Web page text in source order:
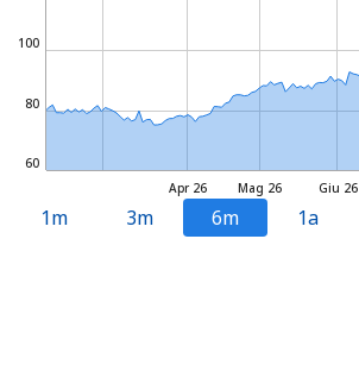
Mag 26
Apr 26 Giu 26
60
80
100
1m 3m 6m 1a